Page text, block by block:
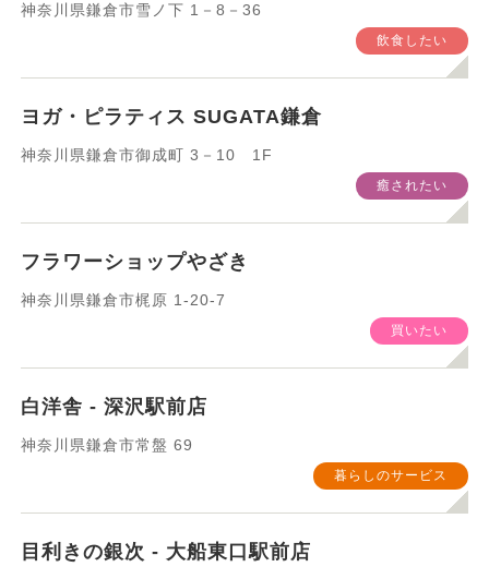
すべて
習いたい
○○したい
神奈川県鎌倉市雪ノ下 1－8－36
飲食したい
ヨガ・ピラティス SUGATA鎌倉
神奈川県鎌倉市御成町 3－10 1F
癒されたい
フラワーショップやざき
神奈川県鎌倉市梶原 1-20-7
買いたい
白洋舎 - 深沢駅前店
神奈川県鎌倉市常盤 69
暮らしのサービス
目利きの銀次 - 大船東口駅前店